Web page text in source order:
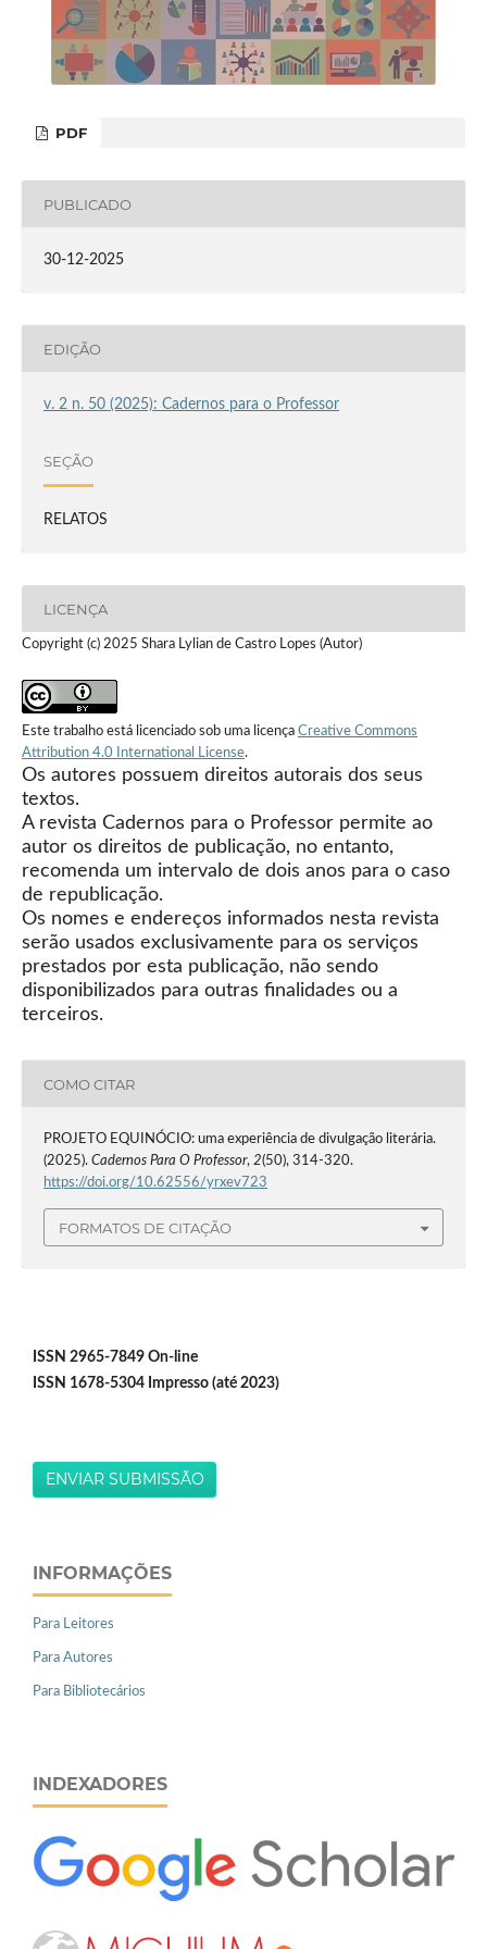
PDF
PUBLICADO
30-12-2025
EDIÇÃO
v. 2 n. 50 (2025): Cadernos para o Professor
SEÇÃO
RELATOS
LICENÇA
Copyright (c) 2025 Shara Lylian de Castro Lopes (Autor)
Este trabalho está licenciado sob uma licença Creative Commons
Attribution 4.0 International License.
Os autores possuem direitos autorais dos seus
textos.
A revista Cadernos para o Professor permite ao
autor os direitos de publicação, no entanto,
recomenda um intervalo de dois anos para o caso
de republicação.
Os nomes e endereços informados nesta revista
serão usados exclusivamente para os serviços
prestados por esta publicação, não sendo
disponibilizados para outras finalidades ou a
terceiros.
COMO CITAR
PROJETO EQUINÓCIO: uma experiência de divulgação literária.
(2025). Cadernos Para O Professor, 2(50), 314-320.
https://doi.org/10.62556/yrxev723
FORMATOS DE CITAÇÃO
ISSN 2965-7849 On-line
ISSN 1678-5304 Impresso (até 2023)
ENVIAR SUBMISSÃO
INFORMAÇÕES
Para Leitores
Para Autores
Para Bibliotecários
INDEXADORES